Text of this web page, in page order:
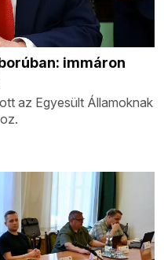
immáron
az Egyesült Államoknak